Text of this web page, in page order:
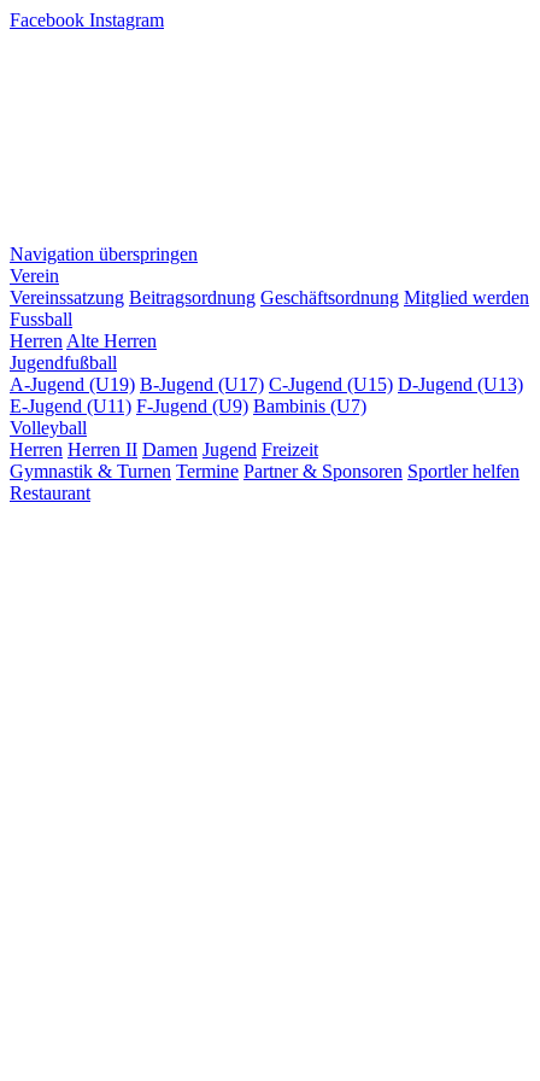
Facebook Instagram
Navigation überspringen
Verein
Vereinssatzung Beitragsordnung Geschäftsordnung Mitglied werden
Fussball
Herren Alte Herren
Jugendfußball
A-Jugend (U19) B-Jugend (U17) C-Jugend (U15) D-Jugend (U13)
E-Jugend (U11) F-Jugend (U9) Bambinis (U7)
Volleyball
Herren Herren II Damen Jugend Freizeit
Gymnastik & Turnen Termine Partner & Sponsoren Sportler helfen
Restaurant